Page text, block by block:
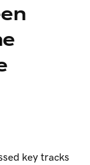
key tracks